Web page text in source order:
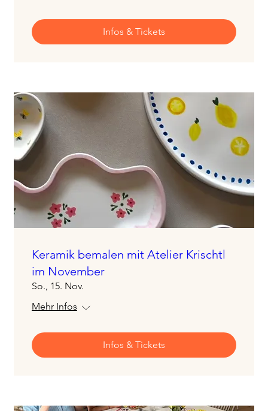
Infos & Tickets
Keramik bemalen mit Atelier Krischtl
im November
So., 15. Nov.
Mehr Infos
Infos & Tickets